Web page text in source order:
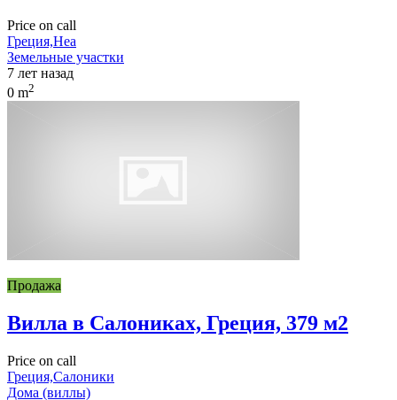
Price on call
Греция,Неа
Земельные участки
7 лет назад
0 m2
Продажа
Вилла в Салониках, Греция, 379 м2
Price on call
Греция,Салоники
Дома (виллы)